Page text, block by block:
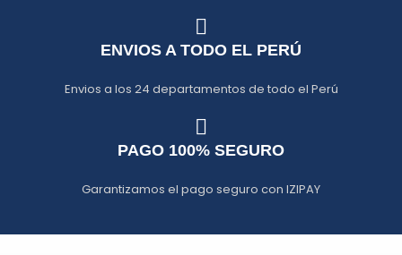
ENVIOS A TODO EL PERÚ
Envios a los 24 departamentos de todo el Perú
PAGO 100% SEGURO
Garantizamos el pago seguro con IZIPAY